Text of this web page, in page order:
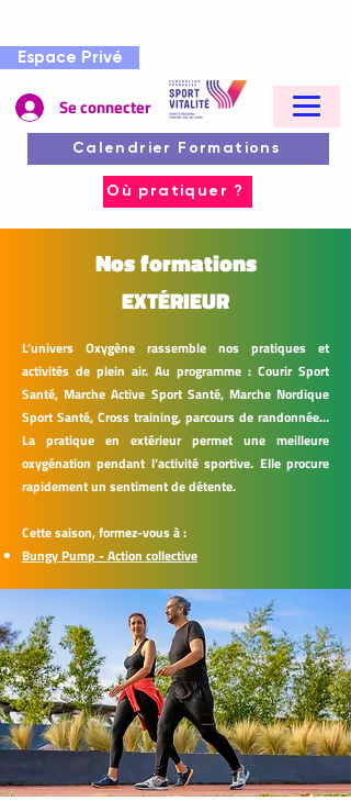
Espace Privé
Se connecter
Calendrier Formations
Où pratiquer ?
Nos formations
EXTÉRIEUR
L’univers Oxygène rassemble nos pratiques et
activités de plein air. Au programme : Courir Sport
Santé, Marche Active Sport Santé, Marche Nordique
Sport Santé, Cross training, parcours de randonnée…
La pratique en extérieur permet une meilleure
oxygénation pendant l’activité sportive. Elle procure
rapidement un sentiment de détente.
Cette saison, formez-vous à :
Bungy Pump - Action collective